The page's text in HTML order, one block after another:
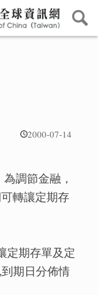
2000-07-14
調節金融，
轉讓定期存
定期存單及定
期日分佈情